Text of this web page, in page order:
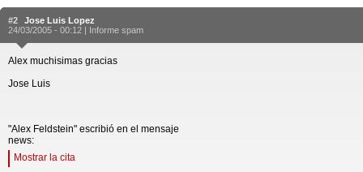
#2
Jose Luis Lopez
24/03/2005 - 00:12 | Informe spam
Alex muchisimas gracias
Jose Luis
"Alex Feldstein" escribió en el mensaje
news:
Mostrar la cita